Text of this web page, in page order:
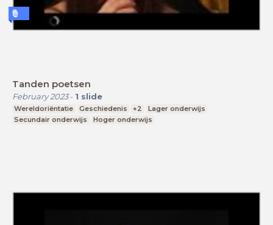
Tanden poetsen
February 2023- 1 slide
Wereldoriëntatie Geschiedenis +2
Lager onderwijs
Secundair onderwijs
Hoger onderwijs